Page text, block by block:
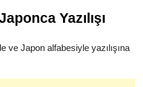
Yazılışı
ve Japon alfabesiyle yazılışına